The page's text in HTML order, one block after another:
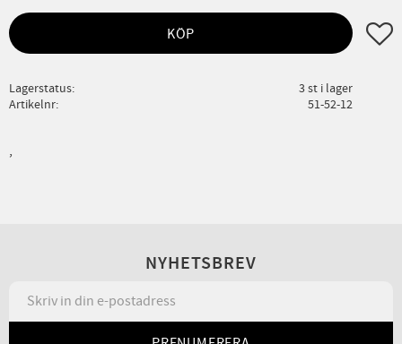
KÖP Lägg
Lagerstatus
3 st i lager
Artikelnr
51-52-12
,
NYHETSBREV